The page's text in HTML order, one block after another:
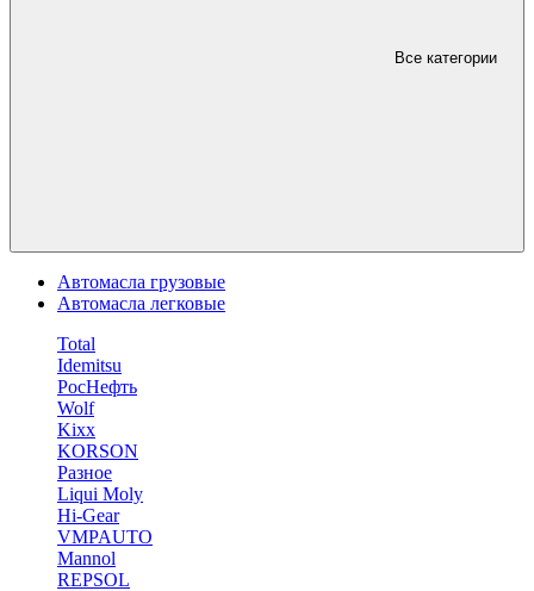
Все категории
Автомасла грузовые
Автомасла легковые
Total
Idemitsu
РосНефть
Wolf
Kixx
KORSON
Разное
Liqui Moly
Hi-Gear
VMPAUTO
Mannol
REPSOL